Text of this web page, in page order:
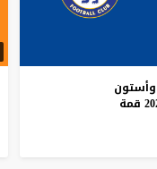
وأستون
قمة